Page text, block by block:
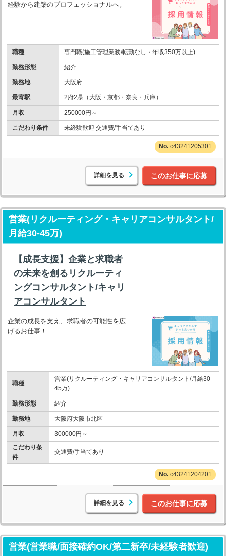
経験から建築のプロフェッショナルへ。
職種 専門職(施工管理業務/転勤なし・年収350万以上)
勤務形態 紹介
勤務地 大阪府
最寄駅 2府2県（大阪・京都・奈良・兵庫）
月収 250000円～
こだわり条件 未経験歓迎 交通費/手当てあり
c43241205301
詳細を見る このお仕事に応募
営業(リクルーティング・キャリアコンサルタント/
月給30-45万)
【成長支援】企業と求職者
の未来を創るリクルーティ
ングコンサルタント/キャリ
アコンサルタント
企業の成長を支え、求職者の可能性を広
げるお仕事！
職種
営業(リクルーティング・キャリアコンサルタント/月給30-
45万)
勤務形態 紹介
勤務地 大阪府大阪市北区
月収
300000円～
こだわり条
件
交通費/手当てあり
c43241204201
詳細を見る このお仕事に応募
営業(営業職/面接確約OK/第二新卒/未経験者歓迎)